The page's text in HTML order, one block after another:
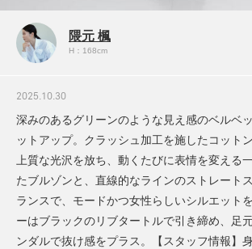
隈元 楓
H：168cm
2025.10.30
深みのあるグリーンのような見え感のベルベ
ットアップ。クラッシュ加工を施したコット
上質な光沢を放ち、動くたびに表情を変える
たブルゾンと、直線的なラインのストレート
ランスで、モードかつ女性らしいシルエット
ーはブラックのリブタートルで引き締め、足
ンダルで抜け感をプラス。【スタッフ情報】